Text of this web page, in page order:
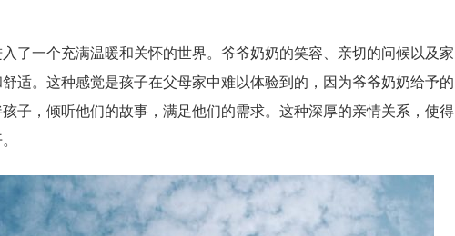
了一个充满温暖和关怀的世界。爷爷奶奶的笑容、亲切的问候以及家
适。这种感觉是孩子在父母家中难以体验到的，因为爷爷奶奶给予的
子，倾听他们的故事，满足他们的需求。这种深厚的亲情关系，使得